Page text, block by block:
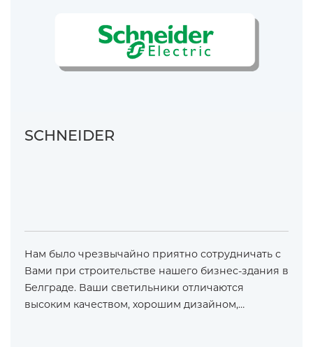
SCHNEIDER
Нам было чрезвычайно приятно сотрудничать с
Вами при строительстве нашего бизнес-здания в
Белграде. Ваши светильники отличаются
высоким качеством, хорошим дизайном,…